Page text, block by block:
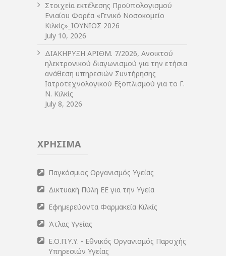
Στοιχεία εκτέλεσης Προϋπολογισμού
Ενιαίου Φορέα «Γενικό Νοσοκομείο
Κιλκίς»_ΙΟΥΝΙΟΣ 2026
July 10, 2026
ΔIΑΚΗΡΥΞΗ ΑΡIΘΜ. 7/2026, Ανοικτού
ηλεκτρονικού διαγωνισμού για την ετήσια
ανάθεση υπηρεσιών Συντήρησης
Ιατροτεχνολογικού Εξοπλισμού για το Γ.
Ν. Κιλκίς
July 8, 2026
ΧΡΗΣΙΜΑ
Παγκόσμιος Οργανισμός Υγείας
Δικτυακή Πύλη ΕΕ για την Υγεία
Εφημερεύοντα Φαρμακεία Κιλκίς
Άτλας Υγείας
Ε.Ο.Π.Υ.Υ. - Εθνικός Οργανισμός Παροχής
Υπηρεσιών Υγείας